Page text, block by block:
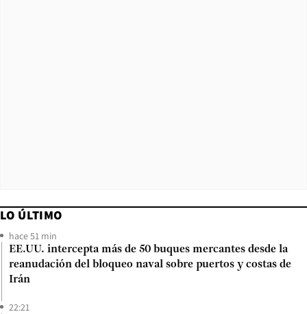
LO ÚLTIMO
hace 51 min
EE.UU. intercepta más de 50 buques mercantes desde la
reanudación del bloqueo naval sobre puertos y costas de
Irán
22:21